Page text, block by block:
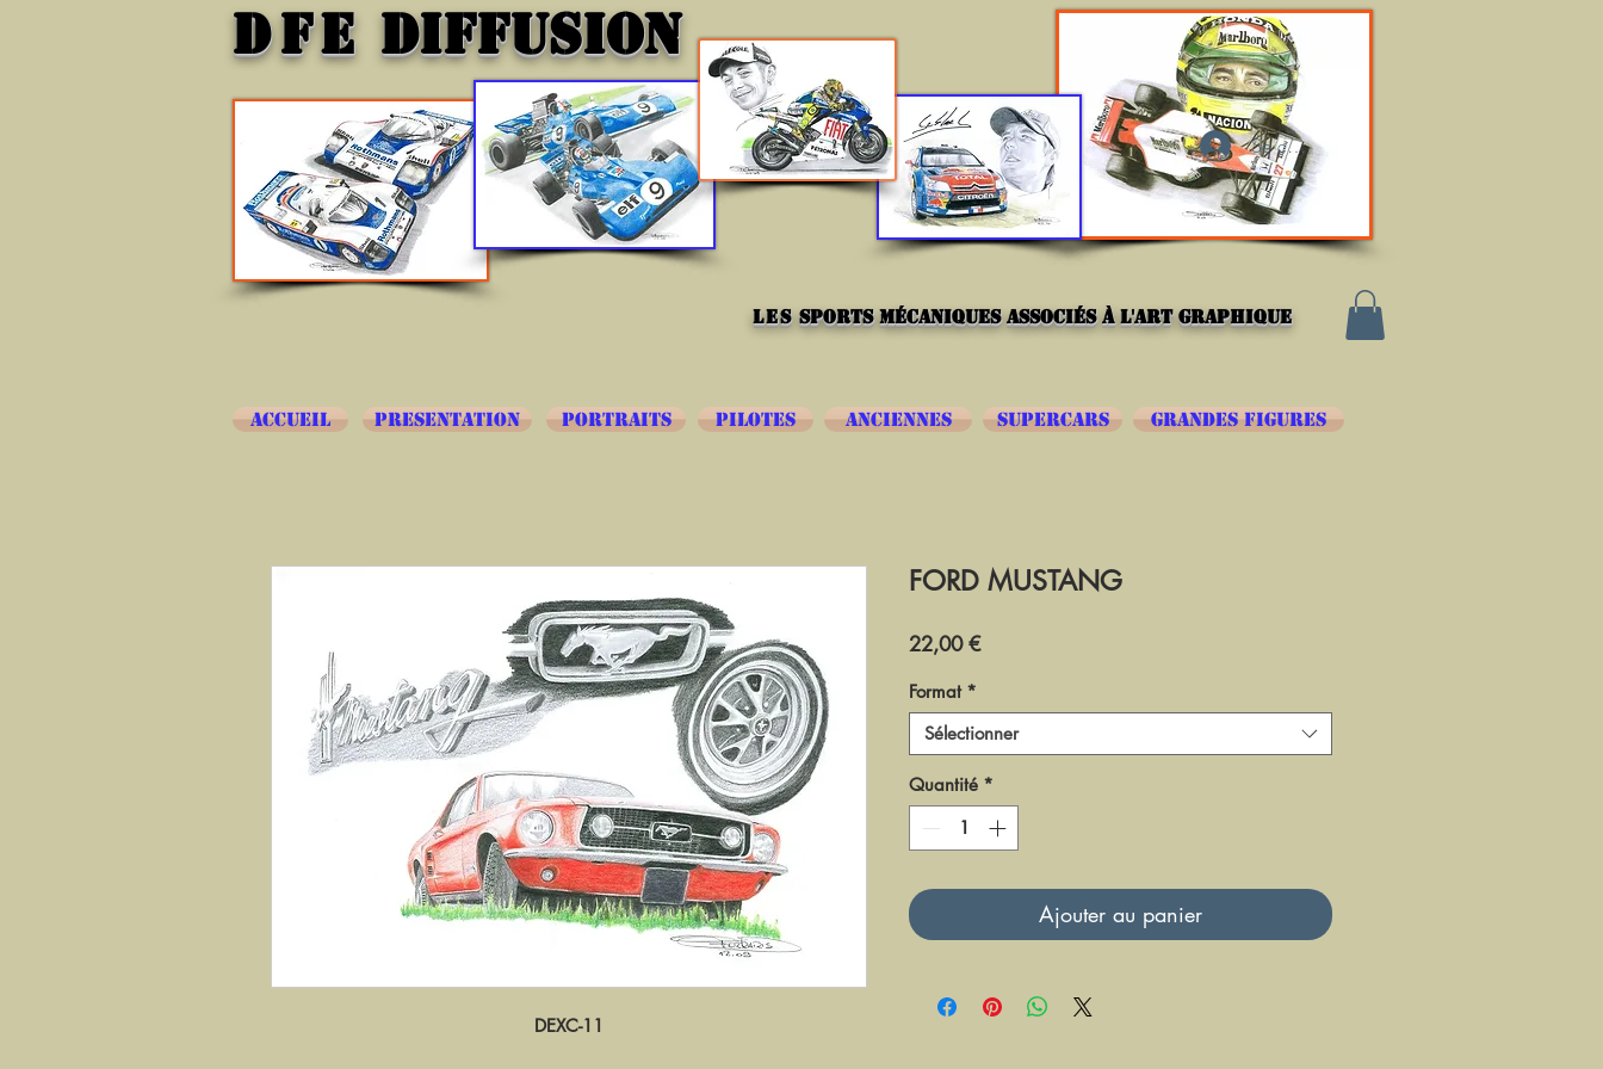
DFE DIFFUSION
Se connecter
lessports mécaniques associés à l'art graphique
DEXC-11
FORD MUSTANG
22,00 €Prix
Format *
Sélectionner
Quantité *
Ajouter au panier
SUPERCARS
ANCIENNES
PILOTES
PORTRAITS
PRESENTATION
ACCUEIL GRANDES FIGURES